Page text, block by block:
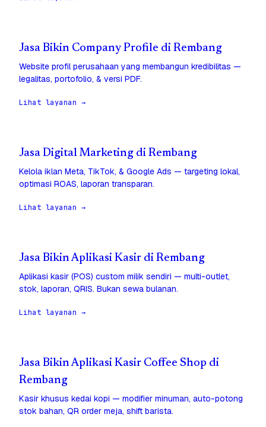
Jasa Bikin Company Profile di Rembang
Website profil perusahaan yang membangun kredibilitas —
legalitas, portofolio, & versi PDF.
Lihat layanan →
Jasa Digital Marketing di Rembang
Kelola iklan Meta, TikTok, & Google Ads — targeting lokal,
optimasi ROAS, laporan transparan.
Lihat layanan →
Jasa Bikin Aplikasi Kasir di Rembang
Aplikasi kasir (POS) custom milik sendiri — multi-outlet,
stok, laporan, QRIS. Bukan sewa bulanan.
Lihat layanan →
Jasa Bikin Aplikasi Kasir Coffee Shop di
Rembang
Kasir khusus kedai kopi — modifier minuman, auto-potong
stok bahan, QR order meja, shift barista.